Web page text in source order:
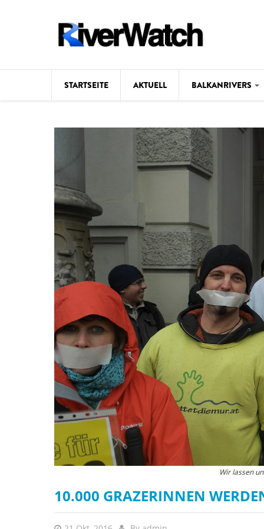
STARTSEITE AKTUELL BALKANRIVERS
Karte
Studien
Videos
Aktuell
Wir lassen
10.000 GRAZERINNEN